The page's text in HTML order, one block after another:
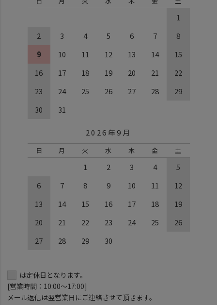
1
2
3 4 5 6 7
8
9
10 11 12 13 14
15
16
17 18 19 20 21
22
23
24 25 26 27 28
29
30
31
2026年9月
日 月 火 水 木 金 土
1 2 3 4
5
6
7 8 9 10 11
12
13
14 15 16 17 18
19
20
21 22 23 24 25
26
27
28 29 30
は定休日となります。
[営業時間：10:00～17:00]
メール返信は翌営業日にご連絡させて頂きます。